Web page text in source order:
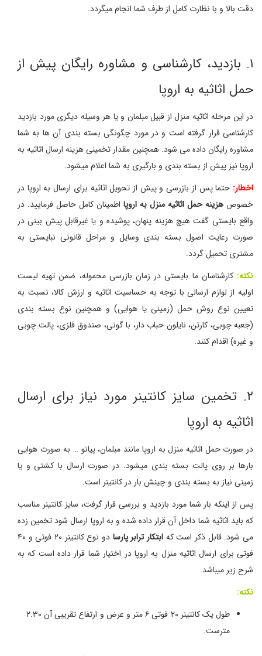
دقت بالا و با نظارت کامل از طرف شما انجام میگردد.
۱. بازدید، کارشناسی و مشاوره رایگان پیش از
حمل اثاثیه به اروپا
در این مرحله اثاثیه منزل از قبیل مبلمان و یا هر وسیله دیگری مورد بازدید
کارشناسی قرار گرفته است و در مورد چگونگی بسته بندی آن ها به شما
مشاوره رایگان داده می شود. همچنین مقدار تخمینی هزینه ارسال اثاثیه به
اروپا نیز پیش از بسته بندی و بارگیری به شما اعلام میشود.
اخطار: حتما پس از بازرسی و پیش از تحویل اثاثیه برای ارسال به اروپا در
خصوص هزینه حمل اثاثیه منزل به اروپا اطمینان کامل حاصل فرمایید. در
واقع بایستی گفت هیچ هزینه پنهان، پوشیده و یا غیرقابل پیش بینی در
صورت رعایت اصول بسته بندی وسایل و مراحل قانونی نبایستی به
مشتری تحمیل گردد.
نکته: کارشناسان ما بایستی در زمان بازرسی محموله، ضمن تهیه لیست
اولیه از لوازم ارسالی با توجه به حساسیت اثاثیه و ارزش کالا، نسبت به
تعیین نوع روش حمل (زمینی یا هوایی) و همچنین نوع بسته بندی
(جعبه چوبی، کارتن، نایلون حباب دار، با گونی، صندوق فلزی، پالت چوبی
و غیره) اقدام کنند.
۲. تخمین سایز کانتینر مورد نیاز برای ارسال
اثاثیه به اروپا
در صورت حمل اثاثیه منزل به اروپا مانند مبلمان، پیانو … به صورت هوایی
بارها بر روی پالت بسته بندی میشود. در صورت ارسال با کشتی و یا
زمینی نیاز به بسته بندی و چینش بار در کانتینر است.
پس از اینکه بار شما مورد بازدید و بررسی قرار گرفت، سایز کانتینر مناسب
که باید اثاثیه شما داخل آن قرار داده شده و به اروپا ارسال شود تخمین زده
می شود. قابل ذکر است که ابتکار ترابر پارسا
دو نوع کانتینر ۲۰ فوتی و ۴۰
فوتی برای ارسال اثاثیه منزل به اروپا در اختیار شما قرار داده است که به
شرح زیر میباشد.
نکته:
طول یک کانتینر ۲۰ فوتی ۶ متر و عرض و ارتفاع تقریبی آن ۲.۳۰
مترست.